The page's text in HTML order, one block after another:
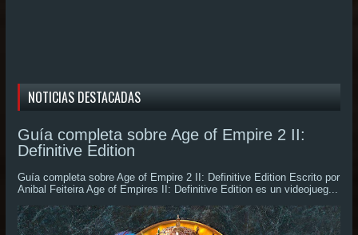
NOTICIAS DESTACADAS
Guía completa sobre Age of Empire 2 II:
Definitive Edition
Guía completa sobre Age of Empire 2 II: Definitive Edition Escrito por
Anibal Feiteira Age of Empires II: Definitive Edition es un videojueg...